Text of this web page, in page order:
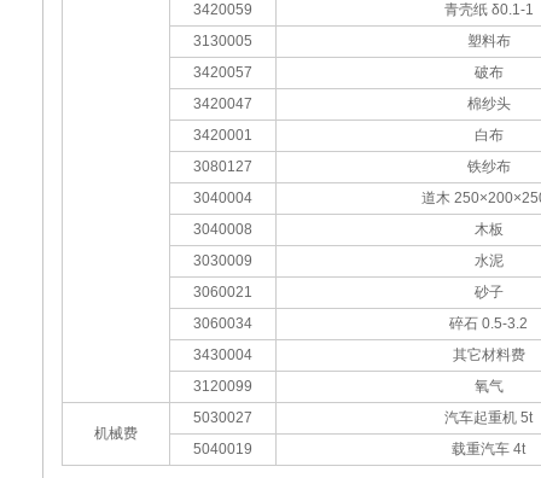
3420059
青壳纸 δ0.1-1
3130005
塑料布
3420057
破布
3420047
棉纱头
3420001
白布
3080127
铁纱布
3040004
道木
3040008
木板
3030009
水泥
3060021
砂子
3060034
碎石 0.5-3.2
3430004
其它材料费
3120099
氧气
机械费
5030027
汽车起重机 5t
5040019
载重汽车 4t